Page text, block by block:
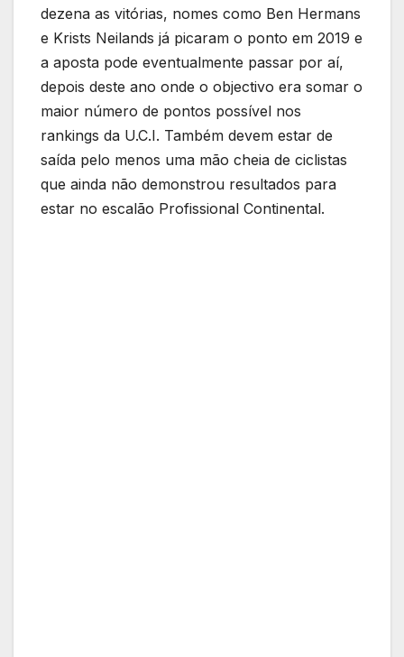
dezena as vitórias, nomes como Ben Hermans
e Krists Neilands já picaram o ponto em 2019 e
a aposta pode eventualmente passar por aí,
depois deste ano onde o objectivo era somar o
maior número de pontos possível nos
rankings da U.C.I. Também devem estar de
saída pelo menos uma mão cheia de ciclistas
que ainda não demonstrou resultados para
estar no escalão Profissional Continental.